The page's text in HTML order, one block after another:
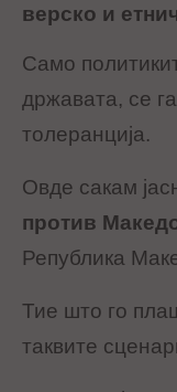
верско и
Само
државата, се
толеранција.
Овде сакам
против
Република
Тие што го
таквите